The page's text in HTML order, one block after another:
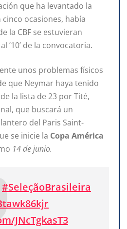
que ha levantado la
cinco ocasiones, había
la CBF se estuvieran
’10’ de la convocatoria.
unos problemas físicos
que Neymar haya tenido
la lista de 23 por Tité,
que buscará un
del Paris Saint-
se inicie la Copa América
14 de junio.
#SeleçãoBrasileira
JNcTgkasT3